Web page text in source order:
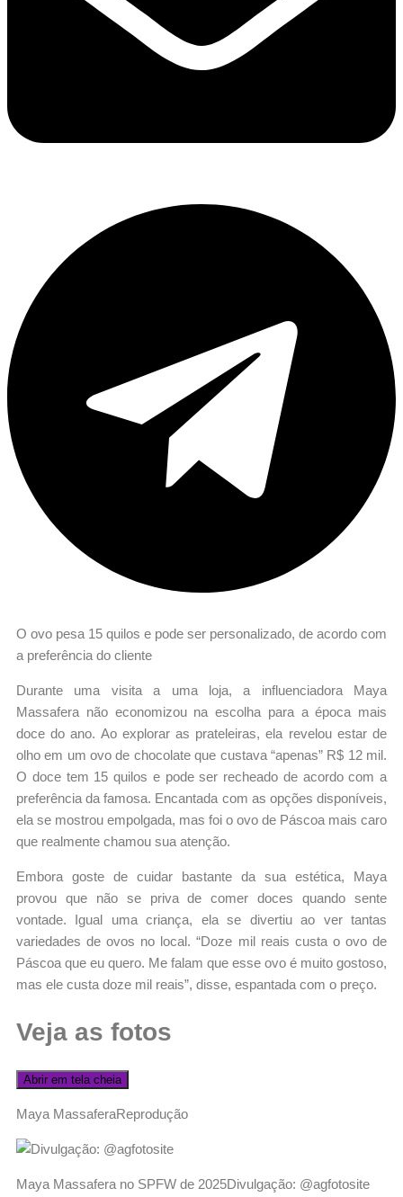
O ovo pesa 15 quilos e pode ser personalizado, de acordo com
a preferência do cliente
Durante uma visita a uma loja, a influenciadora Maya
Massafera não economizou na escolha para a época mais
doce do ano. Ao explorar as prateleiras, ela revelou estar de
olho em um ovo de chocolate que custava “apenas” R$ 12 mil.
O doce tem 15 quilos e pode ser recheado de acordo com a
preferência da famosa. Encantada com as opções disponíveis,
ela se mostrou empolgada, mas foi o ovo de Páscoa mais caro
que realmente chamou sua atenção.
Embora goste de cuidar bastante da sua estética, Maya
provou que não se priva de comer doces quando sente
vontade. Igual uma criança, ela se divertiu ao ver tantas
variedades de ovos no local.“Doze mil reais custa o ovo de
Páscoa que eu quero. Me falam que esse ovo é muito gostoso,
mas ele custa doze mil reais”, disse, espantada com o preço.
Veja as fotos
Abrir em tela cheia
Maya MassaferaReprodução
Maya Massafera no SPFW de 2025Divulgação: @agfotosite